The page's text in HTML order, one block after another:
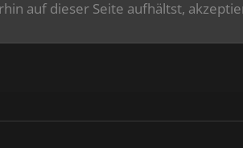
auf dieser Seite aufhältst,